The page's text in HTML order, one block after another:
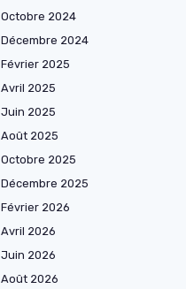
Octobre 2024
Décembre 2024
Février 2025
Avril 2025
Juin 2025
Août 2025
Octobre 2025
Décembre 2025
Février 2026
Avril 2026
Juin 2026
Août 2026